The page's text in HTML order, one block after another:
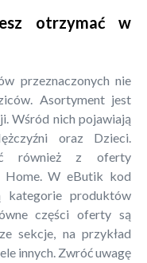
otrzymać w
przeznaczonych nie
Asortyment jest
Wśród nich pojawiają
oraz Dzieci.
również z oferty
Home. W eButik kod
kategorie produktów
części oferty są
sekcje, na przykład
innych. Zwróć uwagę